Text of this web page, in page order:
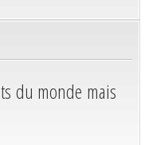
du monde mais